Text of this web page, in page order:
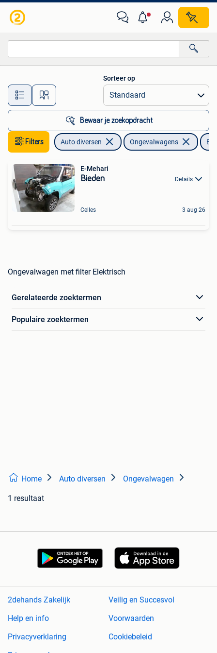
Alle afstanden…
Sorteer op
Bewaar je zoekopdracht
Filters Auto diversen Ongevalwagens
E-Mehari
Bieden Details
Celles 3 aug 26
Ongevalwagen met filter Elektrisch
Gerelateerde zoektermen
Populaire zoektermen
Home Auto diversen Ongevalwagen
1 resultaat
2dehands Zakelijk
Veilig en Succesvol
Help en info
Voorwaarden
Privacyverklaring
Cookiebeleid